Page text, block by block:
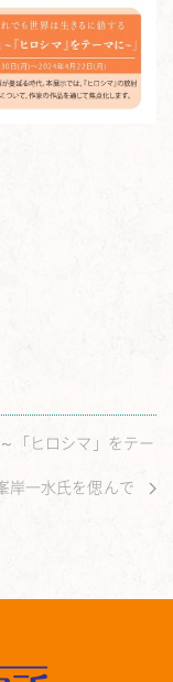
「ヒロシマ」をテー
岸一水氏を偲んで